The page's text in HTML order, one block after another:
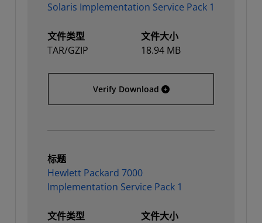
Solaris Implementation Service Pack 1
文件类型
TAR/GZIP
文件大小
18.94 MB
Verify Download Solaris Implementation
标题
Hewlett Packard 7000
Implementation Service Pack 1
文件类型
文件大小